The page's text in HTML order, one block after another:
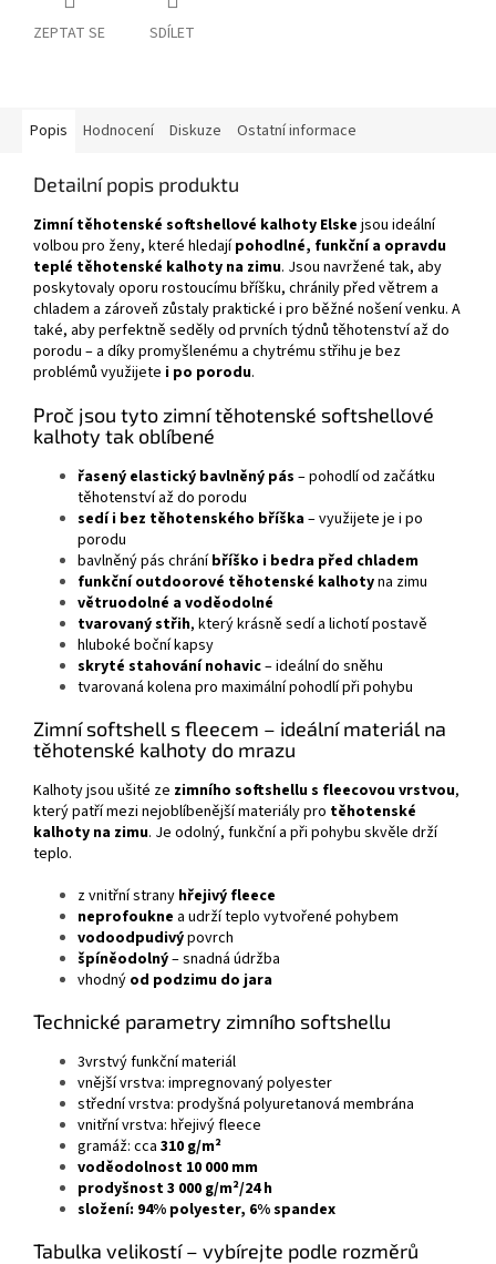
ZEPTAT SE SDÍLET
Popis Hodnocení Diskuze Ostatní informace
Detailní popis produktu
Zimní těhotenské softshellové kalhoty Elske jsou ideální
volbou pro ženy, které hledajípohodlné, funkční a opravdu
teplé těhotenské kalhoty na zimu. Jsou navržené tak, aby
poskytovaly oporu rostoucímu bříšku, chránily před větrem a
chladem a zároveň zůstaly praktické i pro běžné nošení venku. A
také, aby perfektně seděly od prvních týdnů těhotenství až do
porodu – a díky promyšlenému a chytrému střihu je bez
problémů využijete i po porodu.
Proč jsou tyto zimní těhotenské softshellové
kalhoty tak oblíbené
řasený elastický bavlněný pás – pohodlí od začátku
těhotenství až do porodu
sedí i bez těhotenského bříška– využijete je i po
porodu
bavlněný pás chráníbříško i bedra před chladem
funkční outdoorové těhotenské kalhotyna zimu
větruodolné a voděodolné
tvarovaný střih, který krásně sedí a lichotí postavě
hluboké boční kapsy
skryté stahování nohavic– ideální do sněhu
tvarovaná kolena pro maximální pohodlí při pohybu
Zimní softshell s fleecem – ideální materiál na
těhotenské kalhoty do mrazu
Kalhoty jsou ušité ze zimního softshellu s fleecovou vrstvou,
který patří mezi nejoblíbenější materiály pro těhotenské
kalhoty na zimu. Je odolný, funkční a při pohybu skvěle drží
teplo.
z vnitřní strany hřejivý fleece
neprofoukne a udrží teplo vytvořené pohybem
vodoodpudivýpovrch
špíněodolný– snadná údržba
vhodný od podzimu do jara
Technické parametry zimního softshellu
3vrstvý funkční materiál
vnější vrstva: impregnovaný polyester
střední vrstva: prodyšná polyuretanová membrána
vnitřní vrstva: hřejivý fleece
gramáž: cca 310 g/m²
voděodolnost 10 000 mm
prodyšnost 3 000 g/m²/24 h
složení: 94% polyester, 6% spandex
Tabulka velikostí – vybírejte podle rozměrů